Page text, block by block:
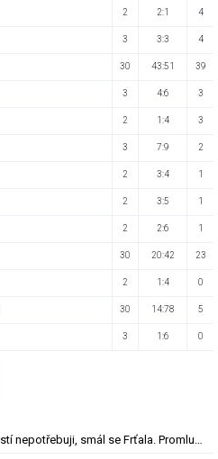
2 2:1 4
3 3:3 4
30 43:51 39
3 4:6 3
2 1:4 3
3 7:9 2
2 3:4 1
2 3:5 1
2 2:6 1
30 20:42 23
2 1:4 0
30 14:78 5
3 1:6 0
Povstání Teplic: Kardiologa naštěstí nepotřebuji, smál se Frťala. Promluvil o zájmu Plzně